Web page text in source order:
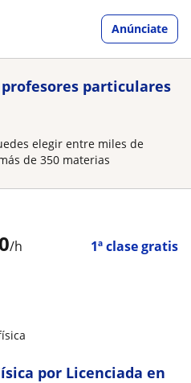
Anúnciate
particulares
elegir entre miles de
de 350 materias
/h 1ª clase gratis
por Licenciada en